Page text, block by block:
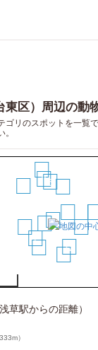
東区）周辺の動
ゴリのスポットを一覧
1
2
5
7
8
9
10 12
13
16
草駅からの距離）
333m）